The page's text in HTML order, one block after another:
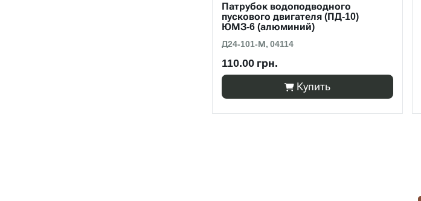
Патрубок водоподводного
пускового двигателя (ПД-10)
ЮМЗ-6 (алюминий)
Д24-101-М, 04114
110.00 грн.
Купить